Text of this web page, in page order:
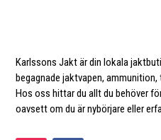
Karlssons Jakt är din lokala
begagnade jaktvapen,
Hos oss hittar du allt du behöver
oavsett om du är nybörjare eller